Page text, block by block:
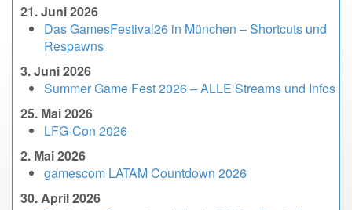
21. Juni 2026
Das GamesFestival26 in München – Shortcuts und
Respawns
3. Juni 2026
Summer Game Fest 2026 – ALLE Streams und Infos
25. Mai 2026
LFG-Con 2026
2. Mai 2026
gamescom LATAM Countdown 2026
30. April 2026